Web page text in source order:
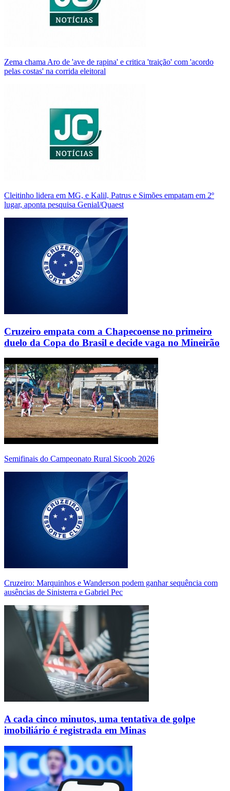
Zema chama Aro de 'ave de rapina' e critica 'traição' com 'acordo
pelas costas' na corrida eleitoral
Cleitinho lidera em MG, e Kalil, Patrus e Simões empatam em 2º
lugar, aponta pesquisa Genial/Quaest
Cruzeiro empata com a Chapecoense no primeiro
duelo da Copa do Brasil e decide vaga no Mineirão
Semifinais do Campeonato Rural Sicoob 2026
Cruzeiro: Marquinhos e Wanderson podem ganhar sequência com
ausências de Sinisterra e Gabriel Pec
A cada cinco minutos, uma tentativa de golpe
imobiliário é registrada em Minas